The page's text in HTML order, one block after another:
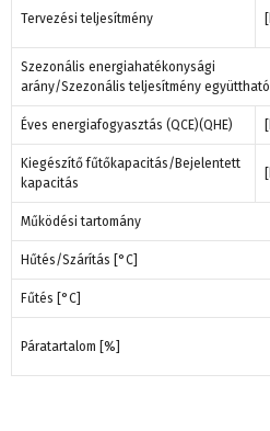
Tervezési teljesítmény
Szezonális energiahatékonysági
arány/Szezonális teljesítmény együttható
Éves energiafogyasztás (QCE)(QHE)
Kiegészítő fűtőkapacitás/Bejelentett
kapacitás
Működési tartomány
Hűtés/Szárítás [°C]
Fűtés [°C]
Páratartalom [%]